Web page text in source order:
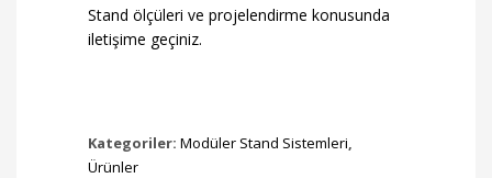
Stand ölçüleri ve projelendirme konusunda
iletişime geçiniz.
Kategoriler: Modüler Stand Sistemleri
Ürünler